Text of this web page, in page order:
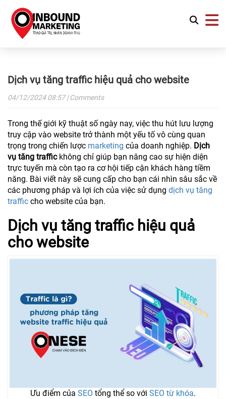
Dịch vụ tăng traffic hiệu quả cho website
04/12/202408:57| Comments
Trong thế giới kỹ thuật số ngày nay, việc thu hút lưu lượng
truy cập vào website trở thành một yếu tố vô cùng quan
trọng trong chiến lược marketing của doanh nghiệp. Dịch
vụ tăng traffickhông chỉ giúp bạn nâng cao sự hiện diện
trực tuyến mà còn tạo ra cơ hội tiếp cận khách hàng tiềm
năng. Bài viết này sẽ cung cấp cho bạn cái nhìn sâu sắc về
các phương pháp và lợi ích của việc sử dụng dịch vụ tăng
traffic cho website của bạn.
Dịch vụ tăng traffic hiệu quả
cho website
Ưu điểm của SEO tổng thể so với SEO từ khóa.